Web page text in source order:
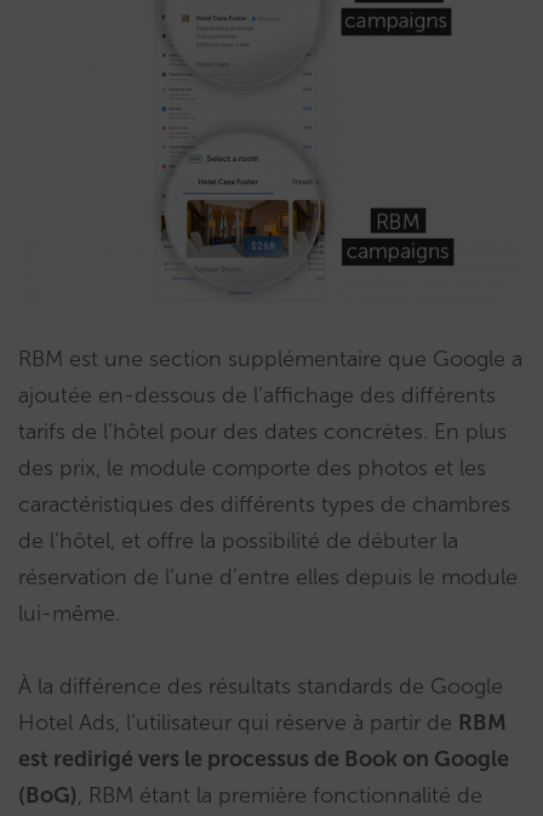
RBM est une section supplémentaire que Google a
ajoutée en-dessous de l’affichage des différents
tarifs de l’hôtel pour des dates concrètes. En plus
des prix, le module comporte des photos et les
caractéristiques des différents types de chambres
de l’hôtel, et offre la possibilité de débuter la
réservation de l’une d’entre elles depuis le module
lui-même.
À la différence des résultats standards de Google
Hotel Ads, l’utilisateur qui réserve à partir de RBM
est redirigé vers le processus de Book on Google
(BoG), RBM étant la première fonctionnalité de